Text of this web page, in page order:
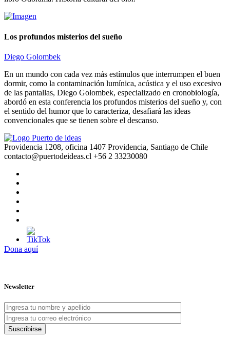
Los profundos misterios del sueño
Diego Golombek
En un mundo con cada vez más estímulos que interrumpen el buen
dormir, como la contaminación lumínica, acústica y el uso excesivo
de las pantallas, Diego Golombek, especializado en cronobiología,
abordó en esta conferencia los profundos misterios del sueño y, con
el sentido del humor que lo caracteriza, desafiará las ideas
convencionales que se tienen sobre el descanso.
Providencia 1208, oficina 1407 Providencia, Santiago de Chile
contacto@puertodeideas.cl +56 2 33230080
Dona aquí
Newsletter
Suscribirse